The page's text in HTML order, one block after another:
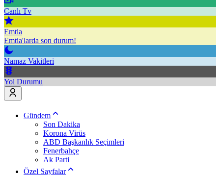
Canlı Tv
Emtia
Emtia'larda son durum!
Namaz Vakitleri
Yol Durumu
Gündem
Son Dakika
Korona Virüs
ABD Başkanlık Seçimleri
Fenerbahçe
Ak Parti
Özel Sayfalar